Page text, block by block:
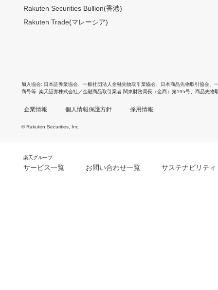
Rakuten Securities Bullion(香港)
Rakuten Trade(マレーシア)
加入協会 日本証券業協会 一般社団法人金融先物取引業協会 日本商品先物取引協会
商号等 楽天証券株式会社／金融商品取引業者 関東財務局長（金商）第195号、商品先物
企業情報 個人情報保護方針 採用情報
© Rakuten Securities, Inc.
楽天グループ
サービス一覧 お問い合わせ一覧 サステナビリティ